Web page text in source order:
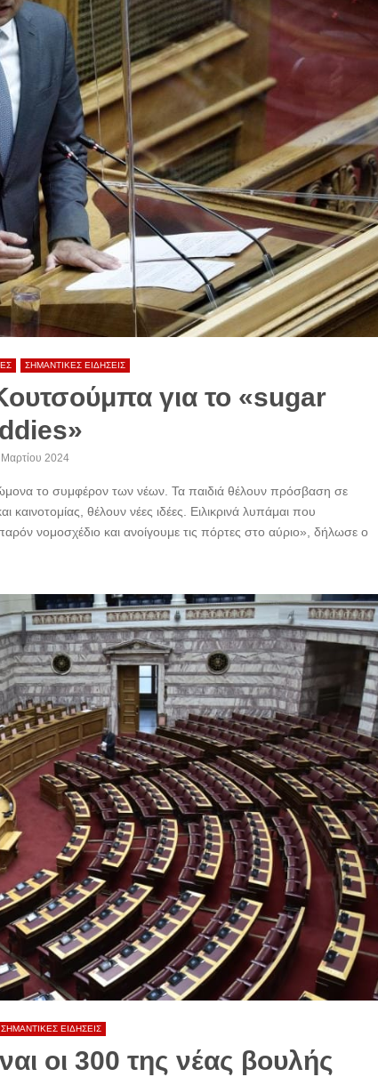
ΣΗΜΑΝΤΙΚΕΣ ΕΙΔΗΣΕΙΣ
για το «sugar
2024
το συμφέρον των νέων. Τα παιδιά θέλουν πρόσβαση σε
θέλουν νέες ιδέες. Ειλικρινά λυπάμαι που
νομοσχέδιο και ανοίγουμε τις πόρτες στο αύριο», δήλωσε ο
ΣΗΜΑΝΤΙΚΕΣ ΕΙΔΗΣΕΙΣ
οι 300 της νέας βουλής